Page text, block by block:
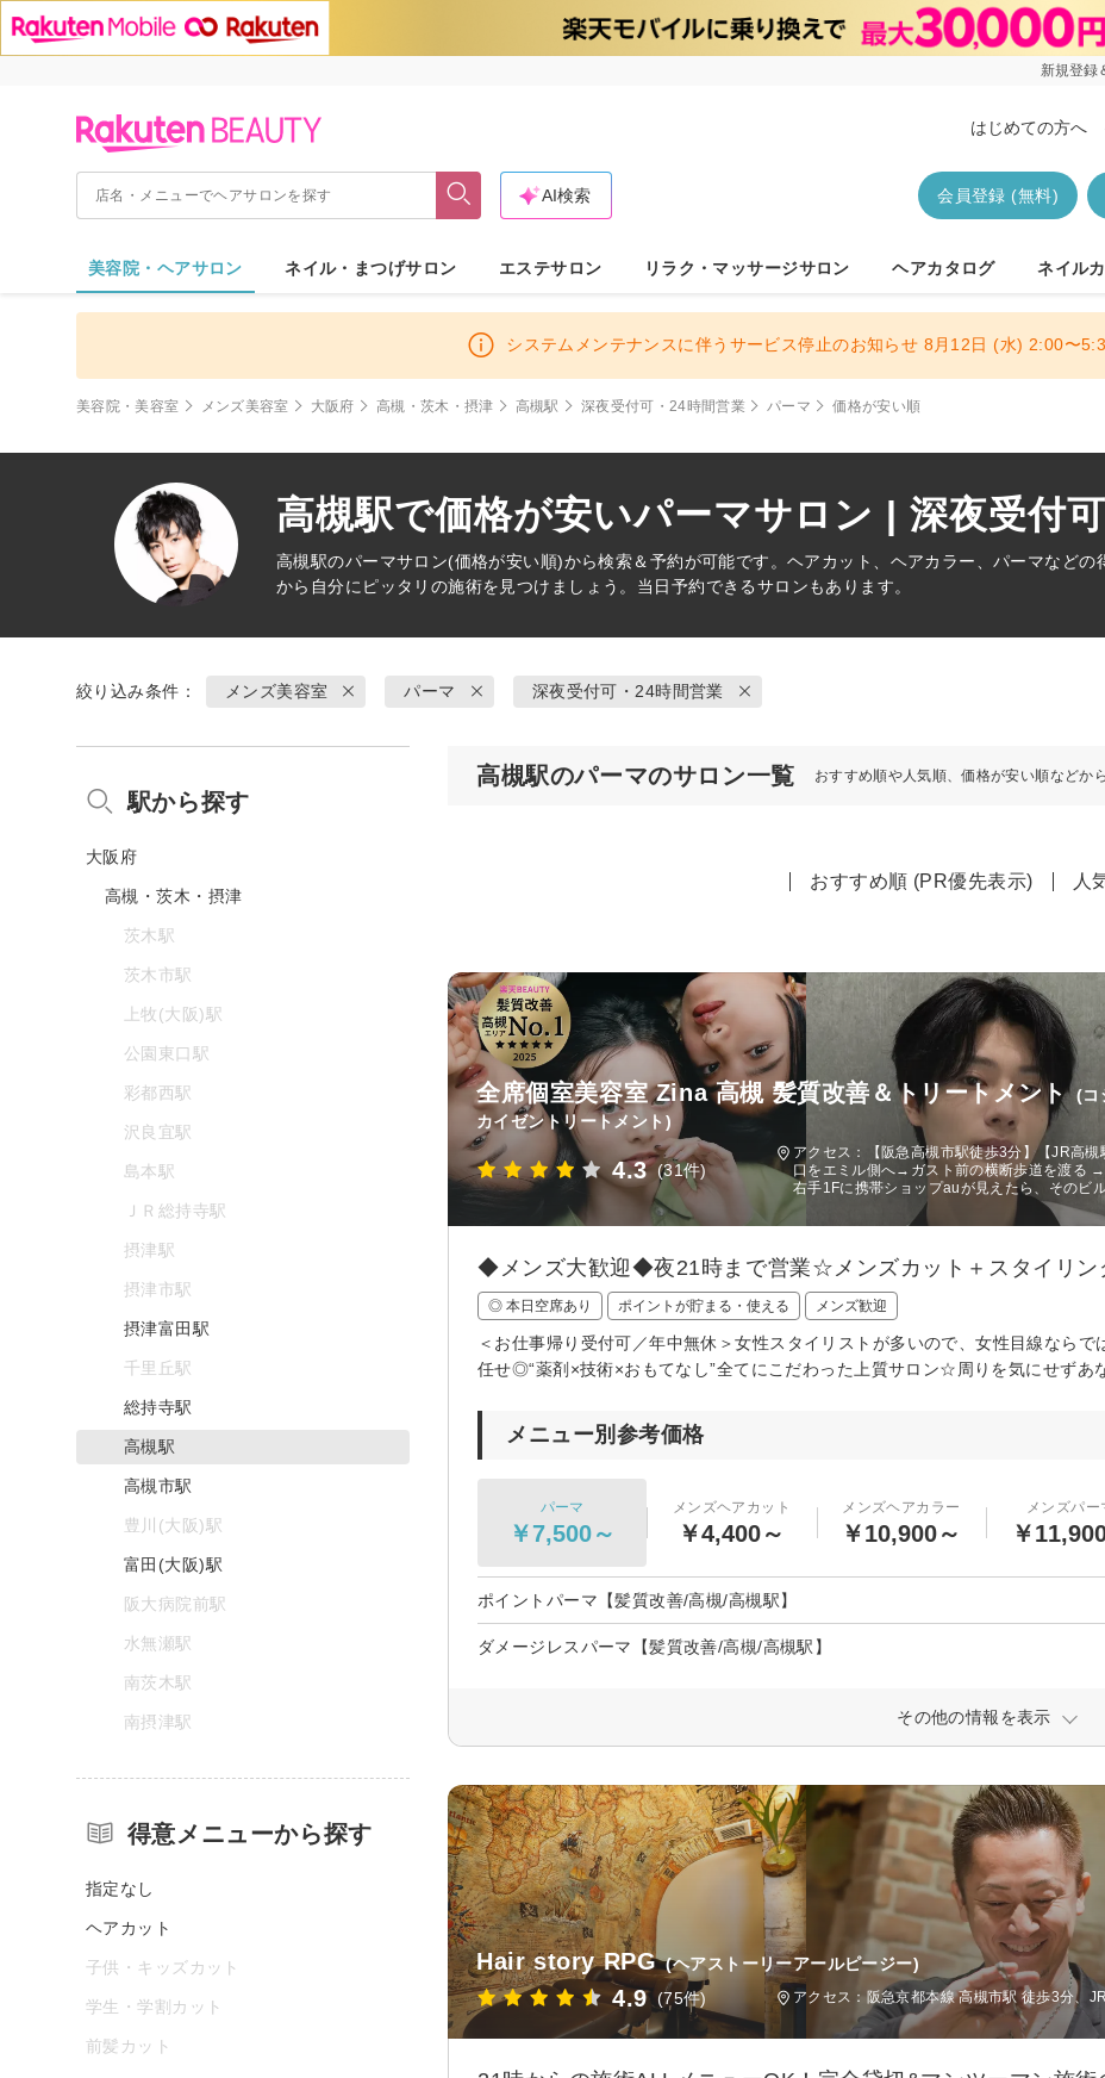
新規登録
はじめての方へ
会員登録 (無料)
AI検索
美容院・ヘアサロン ネイル・まつげサロン エステサロン リラク・マッサージサロン ヘアカタログ ネイル
システムメンテナンスに伴うサービス停止のお知らせ 8月12日 (水) 2:00〜
美容院・美容室 メンズ美容室 大阪府 高槻・茨木・摂津 高槻駅 深夜受付可・24時間営業 パーマ 価格が安い順
高槻駅で価格が安いパーマサロン | 深夜受付
高槻駅のパーマサロン(価格が安い順)から検索＆予約が可能です。ヘアカット、ヘアカラー、パーマなど
から自分にピッタリの施術を見つけましょう。当日予約できるサロンもあります。
絞り込み条件： メンズ美容室 パーマ 深夜受付可・24時間営業
高槻駅のパーマのサロン一覧 おすすめ順や人気順、価格が安い順などか
おすすめ順 (PR優先表示) 人
全席個室美容室 Zina 高槻 髪質改善＆トリートメント (コ
カイゼントリートメント)
4.3 (31件)
アクセス：【阪急高槻市駅徒歩3分】【JR高
口をエミル側へ→ガスト前の横断歩道を渡る
右手1Fに携帯ショップauが見えたら、そのビ
◆メンズ大歓迎◆夜21時まで営業☆メンズカット＋スタイリ
◎ 本日空席あり ポイントが貯まる・使える メンズ歓迎
＜お仕事帰り受付可／年中無休＞女性スタイリストが多いので、女性目線なら
任せ◎“薬剤×技術×おもてなし”全てにこだわった上質サロン☆周りを気にせずあ
メニュー別参考価格
パーマ
￥7,500～
メンズヘアカット
￥4,400～
メンズヘアカラー
￥10,900～
メンズパー
￥
ポイントパーマ【髪質改善/高槻/高槻駅】
ダメージレスパーマ【髪質改善/高槻/高槻駅】
その他の情報を表示
Hair story RPG (ヘアストーリーアールピージー)
4.9 (75件) アクセス：阪急京都本線 高槻市駅 徒歩3分、
駅から探す
大阪府
高槻・茨木・摂津
茨木駅
茨木市駅
上牧(大阪)駅
公園東口駅
彩都西駅
沢良宜駅
島本駅
ＪＲ総持寺駅
摂津駅
摂津市駅
摂津富田駅
千里丘駅
総持寺駅
高槻駅
高槻市駅
豊川(大阪)駅
富田(大阪)駅
阪大病院前駅
水無瀬駅
南茨木駅
南摂津駅
得意メニューから探す
指定なし
ヘアカット
子供・キッズカット
学生・学割カット
前髪カット